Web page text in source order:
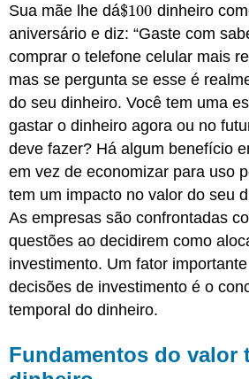
Sua mãe lhe dá$100
$100 dinheiro
aniversário e diz: “Gaste com
comprar o telefone celular mais
mas se pergunta se esse é
do seu dinheiro. Você tem uma
gastar o dinheiro agora ou no
deve fazer? Há algum benefício
em vez de economizar para uso
tem um impacto no valor do seu
As empresas são confrontadas
questões ao decidirem como
investimento. Um fator
decisões de investimento é o
temporal do dinheiro.
Fundamentos do valor